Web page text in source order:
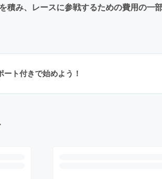
み、レースに参戦するための費用の一
ト付きで始めよう！